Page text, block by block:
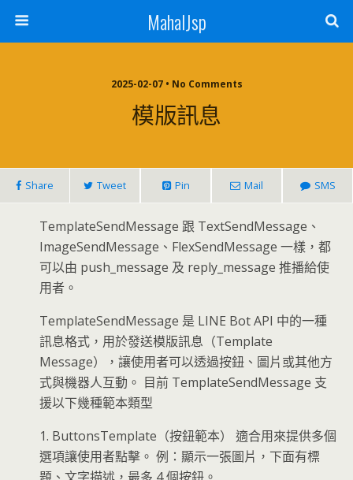
MahalJsp
2025-02-07 • No Comments
模版訊息
Share Tweet Pin Mail SMS
TemplateSendMessage 跟 TextSendMessage、
ImageSendMessage、FlexSendMessage 一樣，都
可以由 push_message 及 reply_message 推播給使
用者。
TemplateSendMessage 是 LINE Bot API 中的一種
訊息格式，用於發送模版訊息（Template
Message），讓使用者可以透過按鈕、圖片或其他方
式與機器人互動。 目前 TemplateSendMessage 支
援以下幾種範本類型
1. ButtonsTemplate（按鈕範本） 適合用來提供多個
選項讓使用者點擊。 例：顯示一張圖片，下面有標